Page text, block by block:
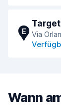
E
Via
Wann